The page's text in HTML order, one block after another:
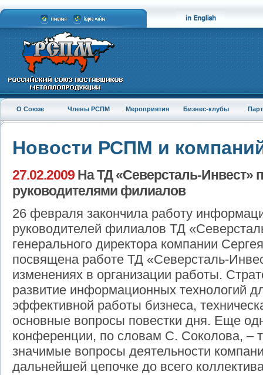
О Союзе Члены РСПМ Мероприятия Бизнес-клубы
Новости РСПМ и
27.02.2009 На ТД «Северсталь-Инвест»
руководителями филиалов
26 февраля закончила работу
руководителей филиалов ТД
генерального директора компании
посвящена работе ТД «Северсталь-
изменениях в организации работы.
развитие информационных технологий
эффективной работы бизнеса,
основные вопросы повестки дня. Еще
конференции, по словам С. Соколова, –
значимые вопросы деятельности
дальнейшей цепочке до всего